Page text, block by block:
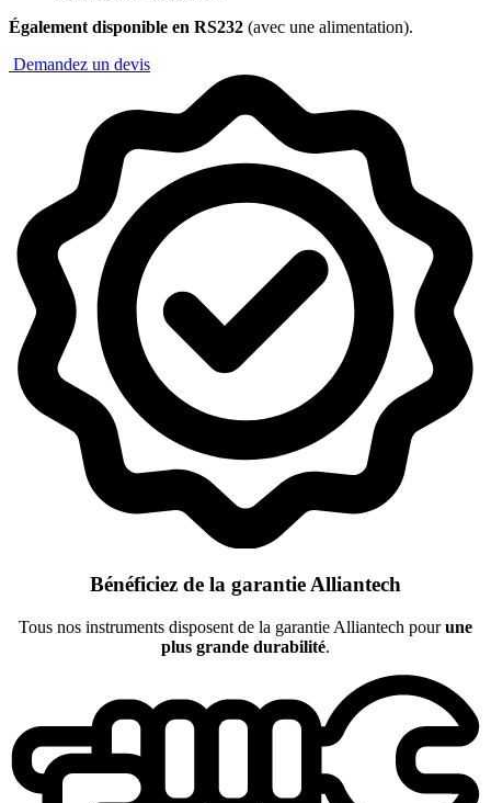
Également disponible en RS232 (avec une alimentation).
Demandez un devis
Bénéficiez de la garantie Alliantech
Tous nos instruments disposent de la garantie Alliantech pourune
plus grande durabilité.